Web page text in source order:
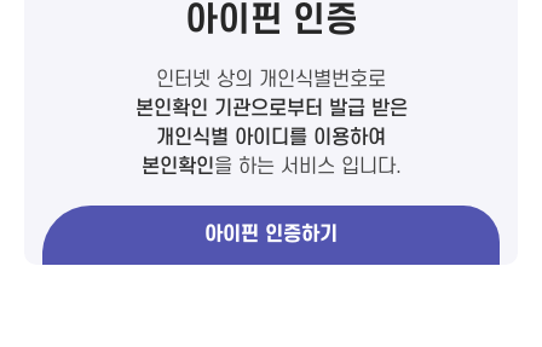
아이핀 인증
인터넷 상의 개인식별번호로
본인확인 기관으로부터 발급 받은
개인식별 아이디를 이용하여
본인확인을 하는 서비스 입니다.
아이핀 인증하기